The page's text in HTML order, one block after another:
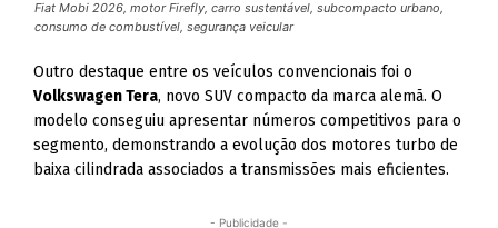
Fiat Mobi 2026, motor Firefly, carro sustentável, subcompacto urbano,
consumo de combustível, segurança veicular
Outro destaque entre os veículos convencionais foi o
Volkswagen Tera, novo SUV compacto da marca alemã. O
modelo conseguiu apresentar números competitivos para o
segmento, demonstrando a evolução dos motores turbo de
baixa cilindrada associados a transmissões mais eficientes.
- Publicidade -